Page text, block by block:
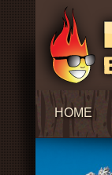
HOME